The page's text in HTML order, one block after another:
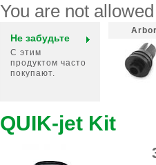
You are not
Не забудьте
С этим
продуктом часто
покупают.
QUIK-jet Kit